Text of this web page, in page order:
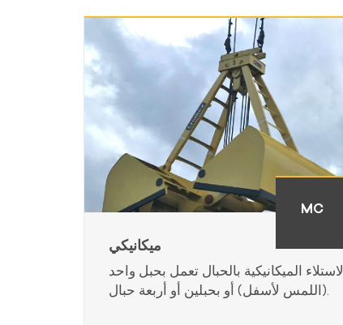
MC
ميكانيكي
الاستلاء الميكانيكية بالحبال تعمل بحبل واحد